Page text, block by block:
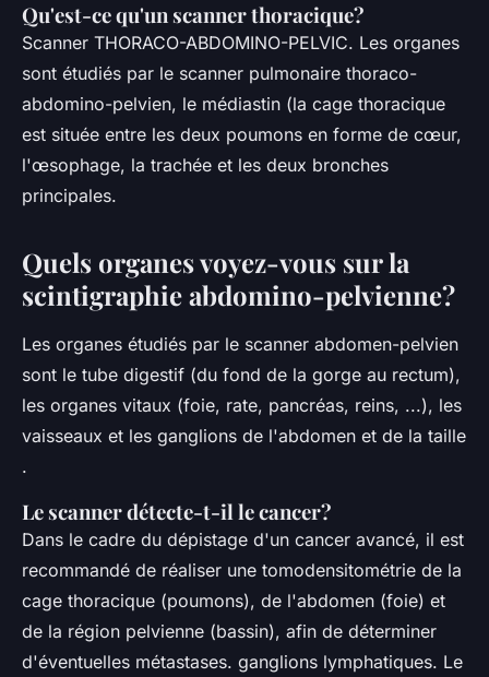
Qu'est-ce qu'un scanner thoracique?
Scanner THORACO-ABDOMINO-PELVIC. Les organes
sont étudiés par le scanner pulmonaire thoraco-
abdomino-pelvien, le médiastin (la cage thoracique
est située entre les deux poumons en forme de cœur,
l'œsophage, la trachée et les deux bronches
principales.
Quels organes voyez-vous sur la
scintigraphie abdomino-pelvienne?
Les organes étudiés par le scanner abdomen-pelvien
sont le tube digestif (du fond de la gorge au rectum),
les organes vitaux (foie, rate, pancréas, reins, ...), les
vaisseaux et les ganglions de l'abdomen et de la taille
.
Le scanner détecte-t-il le cancer?
Dans le cadre du dépistage d'un cancer avancé, il est
recommandé de réaliser une tomodensitométrie de la
cage thoracique (poumons), de l'abdomen (foie) et
de la région pelvienne (bassin), afin de déterminer
d'éventuelles métastases. ganglions lymphatiques. Le